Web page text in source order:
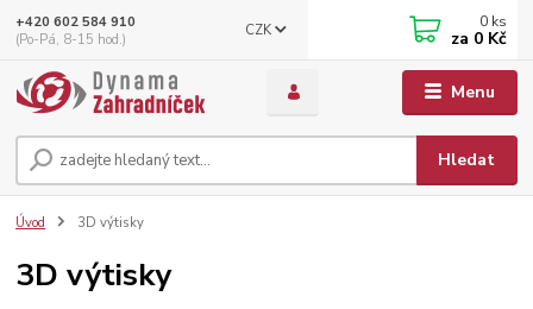
Menu
CZK
Hledat
+420 602 584 910
(Po-Pá, 8-15 hod.)
0 ks
za 0 Kč
Úvod 3D výtisky
3D výtisky